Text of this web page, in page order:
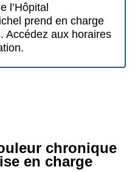
l’Hôpital
prend en charge
Accédez aux horaires
chronique
en charge